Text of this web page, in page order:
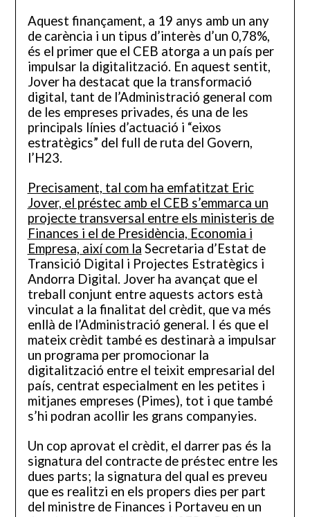
Aquest finançament, a 19 anys amb un any
de carència i un tipus d’interès d’un 0,78%,
és el primer que el CEB atorga a un país per
impulsar la digitalització. En aquest sentit,
Jover ha destacat que la transformació
digital, tant de l’Administració general com
de les empreses privades, és una de les
principals línies d’actuació i “eixos
estratègics” del full de ruta del Govern,
l’H23.
Precisament, tal com ha emfatitzat Eric
Jover, el préstec amb el CEB s’emmarca un
projecte transversal entre els ministeris de
Finances i el de Presidència, Economia i
Empresa, així com la Secretaria d’Estat de
Transició Digital i Projectes Estratègics i
Andorra Digital. Jover ha avançat que el
treball conjunt entre aquests actors està
vinculat a la finalitat del crèdit, que va més
enllà de l’Administració general. I és que el
mateix crèdit també es destinarà a impulsar
un programa per promocionar la
digitalització entre el teixit empresarial del
país, centrat especialment en les petites i
mitjanes empreses (Pimes), tot i que també
s’hi podran acollir les grans companyies.
Un cop aprovat el crèdit, el darrer pas és la
signatura del contracte de préstec entre les
dues parts; la signatura del qual es preveu
que es realitzi en els propers dies per part
del ministre de Finances i Portaveu en un